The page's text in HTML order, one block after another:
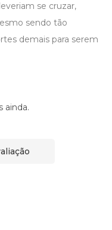
se cruzar,
sendo tão
demais para serem
ainda.